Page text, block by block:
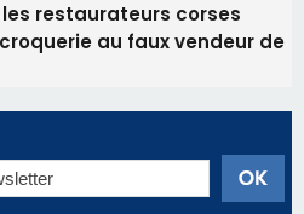
restaurateurs corses
au faux vendeur de